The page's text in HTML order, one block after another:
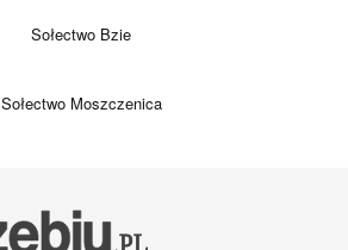
Sołectwo Bzie
Sołectwo Moszczenica